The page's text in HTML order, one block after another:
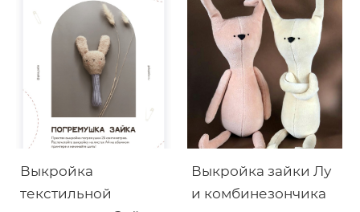
Выкройка
текстильной
Выкройка зайки Лу
и комбинезончика